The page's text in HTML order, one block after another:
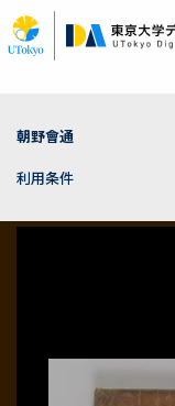
イ
ン
朝野會通
利用条件